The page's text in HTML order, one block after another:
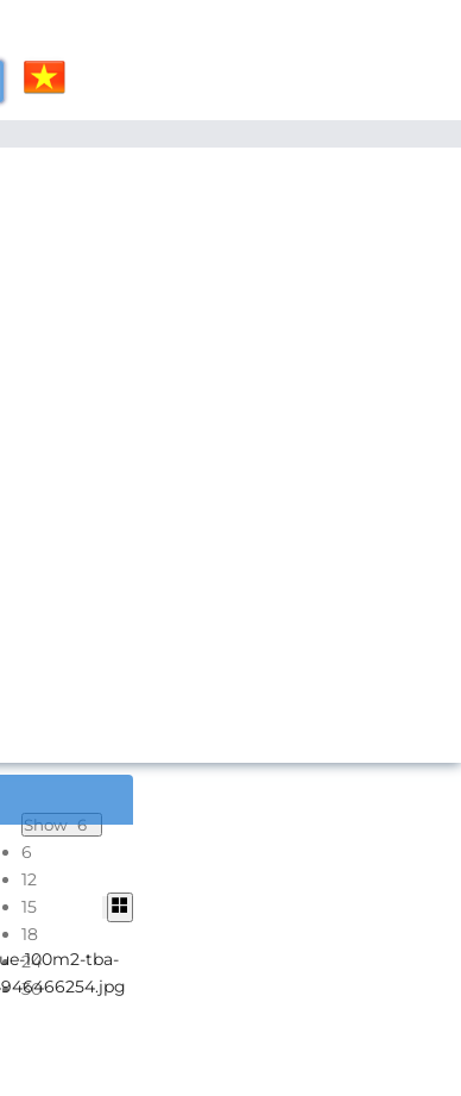
Show 6
6
12
15
18
24
30